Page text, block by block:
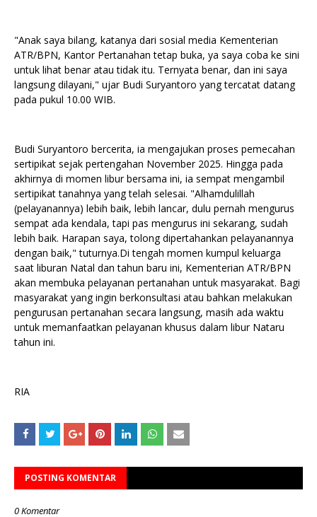
"Anak saya bilang, katanya dari sosial media Kementerian
ATR/BPN, Kantor Pertanahan tetap buka, ya saya coba ke sini
untuk lihat benar atau tidak itu. Ternyata benar, dan ini saya
langsung dilayani," ujar Budi Suryantoro yang tercatat datang
pada pukul 10.00 WIB.
Budi Suryantoro bercerita, ia mengajukan proses pemecahan
sertipikat sejak pertengahan November 2025. Hingga pada
akhirnya di momen libur bersama ini, ia sempat mengambil
sertipikat tanahnya yang telah selesai. "Alhamdulillah
(pelayanannya) lebih baik, lebih lancar, dulu pernah mengurus
sempat ada kendala, tapi pas mengurus ini sekarang, sudah
lebih baik. Harapan saya, tolong dipertahankan pelayanannya
dengan baik," tuturnya.Di tengah momen kumpul keluarga
saat liburan Natal dan tahun baru ini, Kementerian ATR/BPN
akan membuka pelayanan pertanahan untuk masyarakat. Bagi
masyarakat yang ingin berkonsultasi atau bahkan melakukan
pengurusan pertanahan secara langsung, masih ada waktu
untuk memanfaatkan pelayanan khusus dalam libur Nataru
tahun ini.
RIA
POSTING KOMENTAR
0 Komentar